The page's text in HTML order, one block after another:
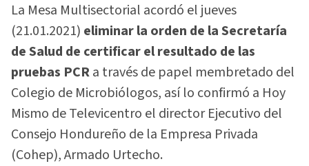
La Mesa Multisectorial acordó el jueves
(21.01.2021) eliminar la orden de la Secretaría
de Salud de certificar el resultado de las
pruebas PCRa través de papel membretado del
Colegio de Microbiólogos, así lo confirmó a Hoy
Mismo de Televicentro el director Ejecutivo del
Consejo Hondureño de la Empresa Privada
(Cohep), Armado Urtecho.